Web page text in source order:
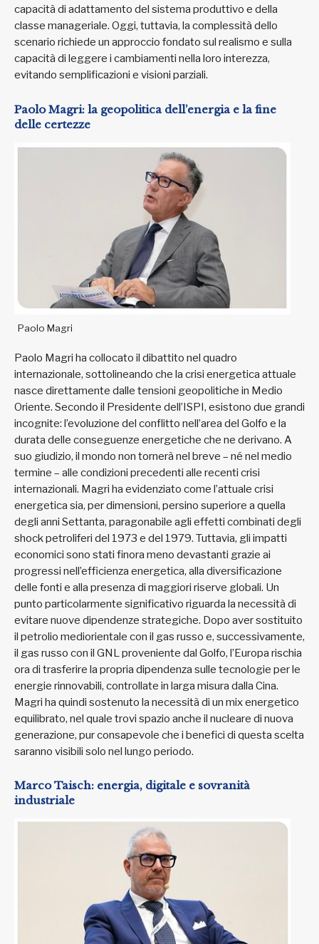
capacità di adattamento del sistema produttivo e della
classe manageriale. Oggi, tuttavia, la complessità dello
scenario richiede un approccio fondato sul realismo e sulla
capacità di leggere i cambiamenti nella loro interezza,
evitando semplificazioni e visioni parziali.
Paolo Magri: la geopolitica dell’energia e la fine
delle certezze
Paolo Magri
Paolo Magri ha collocato il dibattito nel quadro
internazionale, sottolineando che la crisi energetica attuale
nasce direttamente dalle tensioni geopolitiche in Medio
Oriente. Secondo il Presidente dell’ISPI, esistono due grandi
incognite: l’evoluzione del conflitto nell’area del Golfo e la
durata delle conseguenze energetiche che ne derivano. A
suo giudizio, il mondo non tornerà nel breve – né nel medio
termine – alle condizioni precedenti alle recenti crisi
internazionali. Magri ha evidenziato come l’attuale crisi
energetica sia, per dimensioni, persino superiore a quella
degli anni Settanta, paragonabile agli effetti combinati degli
shock petroliferi del 1973 e del 1979. Tuttavia, gli impatti
economici sono stati finora meno devastanti grazie ai
progressi nell’efficienza energetica, alla diversificazione
delle fonti e alla presenza di maggiori riserve globali. Un
punto particolarmente significativo riguarda la necessità di
evitare nuove dipendenze strategiche. Dopo aver sostituito
il petrolio mediorientale con il gas russo e, successivamente,
il gas russo con il GNL proveniente dal Golfo, l’Europa rischia
ora di trasferire la propria dipendenza sulle tecnologie per le
energie rinnovabili, controllate in larga misura dalla Cina.
Magri ha quindi sostenuto la necessità di un mix energetico
equilibrato, nel quale trovi spazio anche il nucleare di nuova
generazione, pur consapevole che i benefici di questa scelta
saranno visibili solo nel lungo periodo.
Marco Taisch: energia, digitale e sovranità
industriale